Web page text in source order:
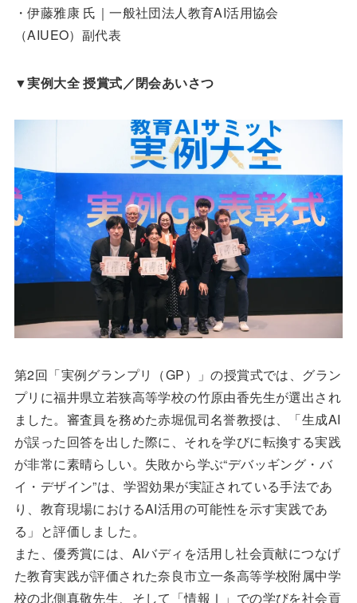
・伊藤雅康 氏｜一般社団法人教育AI活用協会
（AIUEO）副代表
▼実例大全 授賞式／閉会あいさつ
第2回「実例グランプリ（GP）」の授賞式では、グラン
プリに福井県立若狭高等学校の竹原由香先生が選出され
ました。審査員を務めた赤堀侃司名誉教授は、「生成AI
が誤った回答を出した際に、それを学びに転換する実践
が非常に素晴らしい。失敗から学ぶ“デバッギング・バ
イ・デザイン”は、学習効果が実証されている手法であ
り、教育現場におけるAI活用の可能性を示す実践であ
る」と評価しました。
また、優秀賞には、AIバディを活用し社会貢献につなげ
た教育実践が評価された奈良市立一条高等学校附属中学
校の北側真敬先生、そして「情報Ⅰ」での学びを社会貢